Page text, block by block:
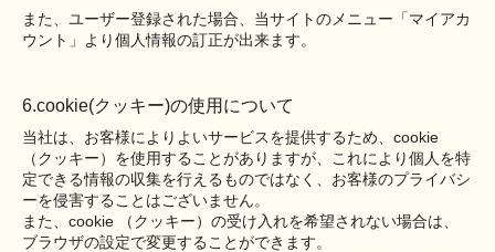
また、ユーザー登録された場合、当サイトのメニュー「マイアカ
ウント」より個人情報の訂正が出来ます。
6.cookie(クッキー)の使用について
当社は、お客様によりよいサービスを提供するため、cookie
（クッキー）を使用することがありますが、これにより個人を特
定できる情報の収集を行えるものではなく、お客様のプライバシ
ーを侵害することはございません。
また、cookie （クッキー）の受け入れを希望されない場合は、
ブラウザの設定で変更することができます。